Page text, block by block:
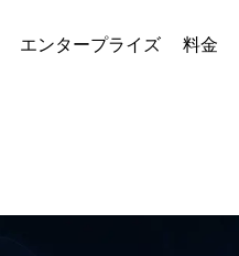
エンタープライズ 料金